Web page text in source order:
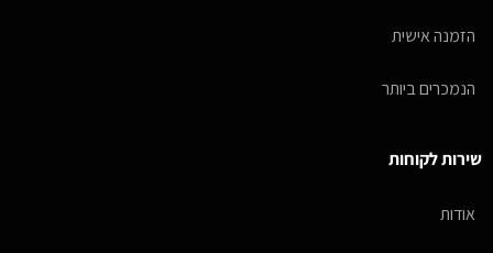
הזמנה אישית
הנמכרים ביותר
שירות לקוחות
אודות